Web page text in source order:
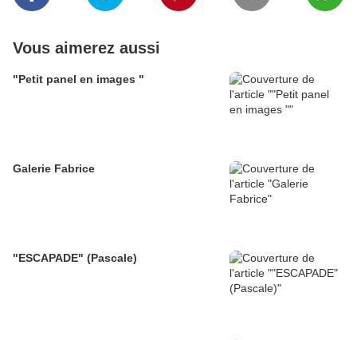
Vous aimerez aussi
"Petit panel en images "
Galerie Fabrice
"ESCAPADE" (Pascale)